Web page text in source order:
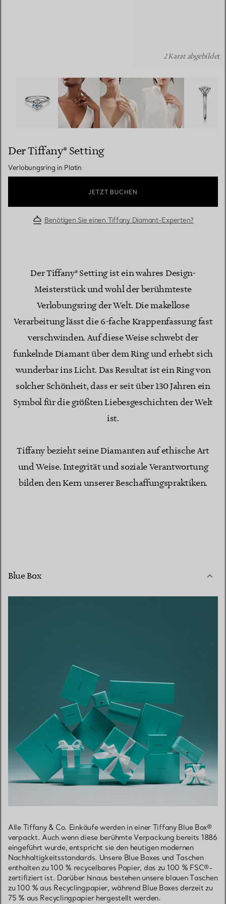
Der Tiffany® Setting: Verlobungsring in Platin
2 Karat abgebildet
Der Tiffany® Setting
Verlobungsring in Platin
JETZT BUCHEN
Benötigen Sie einen Tiffany Diamant-Experten?
Der Tiffany® Setting ist ein wahres Design-
Meisterstück und wohl der berühmteste
Verlobungsring der Welt. Die makellose
Verarbeitung lässt die 6-fache Krappenfassung fast
verschwinden. Auf diese Weise schwebt der
funkelnde Diamant über dem Ring und erhebt sich
wunderbar ins Licht. Das Resultat ist ein Ring von
solcher Schönheit, dass er seit über 130 Jahren ein
Symbol für die größten Liebesgeschichten der Welt
ist.
Tiffany bezieht seine Diamanten auf ethische Art
und Weise. Integrität und soziale Verantwortung
bilden den Kern unserer Beschaffungspraktiken.
Blue Box
Alle Tiffany & Co. Einkäufe werden in einer Tiffany Blue Box®
verpackt. Auch wenn diese berühmte Verpackung bereits 1886
eingeführt wurde, entspricht sie den heutigen modernen
Nachhaltigkeitsstandards. Unsere Blue Boxes und Taschen
enthalten zu 100 % recycelbares Papier, das zu 100 % FSC®-
zertifiziert ist. Darüber hinaus bestehen unsere blauen Taschen
zu 100 % aus Recyclingpapier, während Blue Boxes derzeit zu
75 % aus Recyclingpapier hergestellt werden.